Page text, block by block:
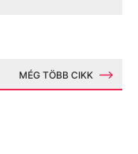
MÉG TÖBB CIKK